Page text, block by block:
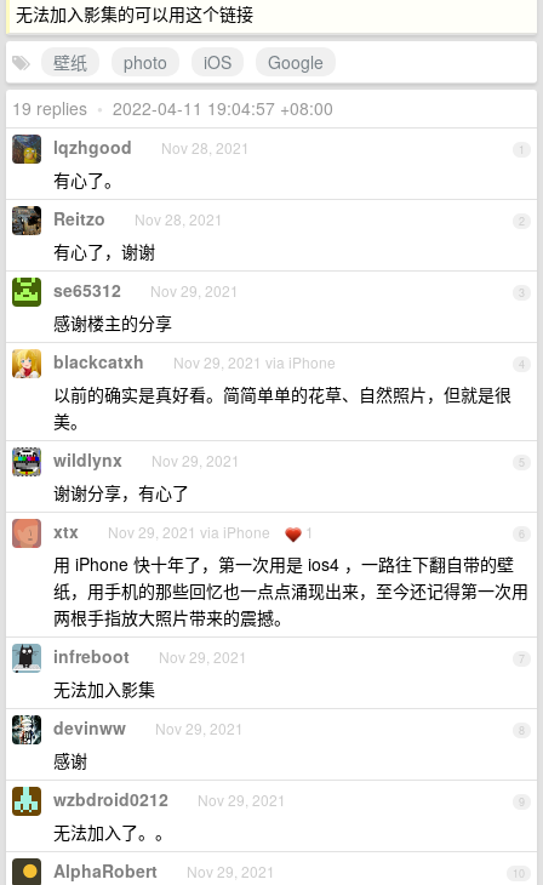
无法加入影集的可以用这个链接
壁纸
photo iOS
Google
19 replies • 2022-04-11 19:04:57 +08:00
1
lqzhgood Nov 28, 2021
有心了。
2
Reitzo Nov 28, 2021
有心了，谢谢
3
se65312 Nov 29, 2021
感谢楼主的分享
4
blackcatxh Nov 29, 2021 via iPhone
以前的确实是真好看。简简单单的花草、自然照片，但就是很
美。
5
wildlynx Nov 29, 2021
谢谢分享，有心了
6
xtx Nov 29, 2021 via iPhone 1
用 iPhone 快十年了，第一次用是 ios4 ，一路往下翻自带的壁
纸，用手机的那些回忆也一点点涌现出来，至今还记得第一次用
两根手指放大照片带来的震撼。
7
infreboot Nov 29, 2021
无法加入影集
8
devinww Nov 29, 2021
感谢
9
wzbdroid0212 Nov 29, 2021
无法加入了。。
10
AlphaRobert Nov 29, 2021